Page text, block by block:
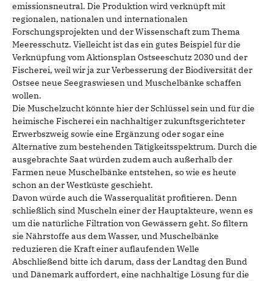
emissionsneutral. Die Produktion wird verknüpft mit
regionalen, nationalen und internationalen
Forschungsprojekten und der Wissenschaft zum Thema
Meeresschutz. Vielleicht ist das ein gutes Beispiel für die
Verknüpfung vom Aktionsplan Ostseeschutz 2030 und der
Fischerei, weil wir ja zur Verbesserung der Biodiversität der
Ostsee neue Seegraswiesen und Muschelbänke schaffen
wollen.
Die Muschelzucht könnte hier der Schlüssel sein und für die
heimische Fischerei ein nachhaltiger zukunftsgerichteter
Erwerbszweig sowie eine Ergänzung oder sogar eine
Alternative zum bestehenden Tätigkeitsspektrum. Durch die
ausgebrachte Saat würden zudem auch außerhalb der
Farmen neue Muschelbänke entstehen, so wie es heute
schon an der Westküste geschieht.
Davon würde auch die Wasserqualität profitieren. Denn
schließlich sind Muscheln einer der Hauptakteure, wenn es
um die natürliche Filtration von Gewässern geht. So filtern
sie Nährstoffe aus dem Wasser, und Muschelbänke
reduzieren die Kraft einer auflaufenden Welle
Abschließend bitte ich darum, dass der Landtag den Bund
und Dänemark auffordert, eine nachhaltige Lösung für die